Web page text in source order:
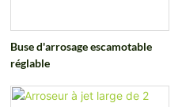
Buse d'arrosage escamotable
réglable